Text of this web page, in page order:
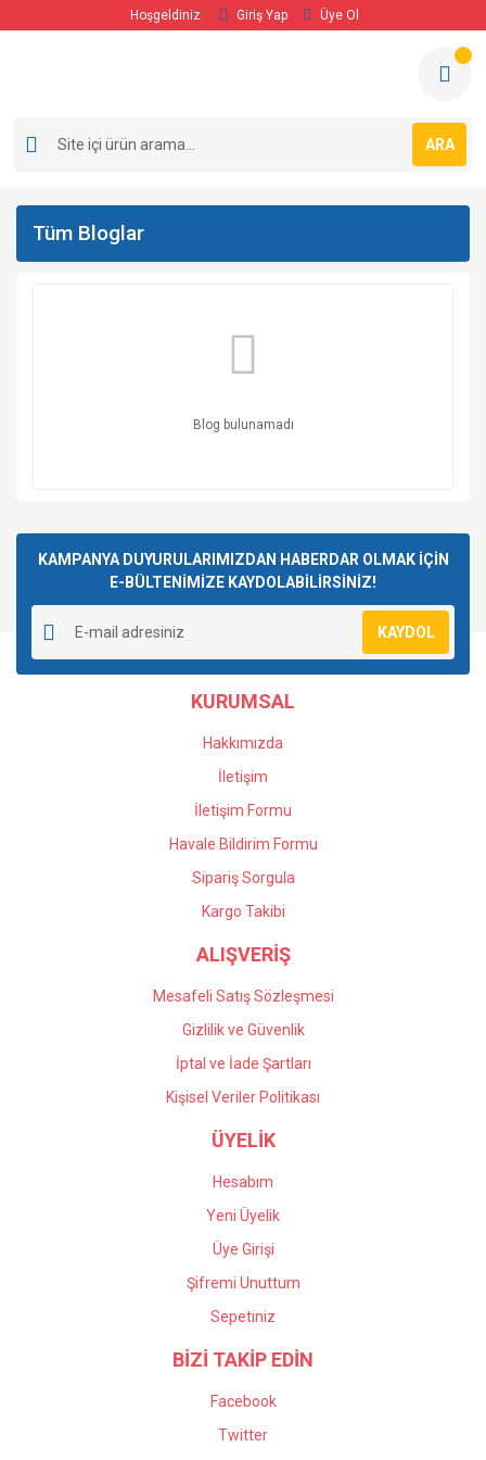
Hoşgeldiniz Giriş Yap Üye Ol
ARA
Tüm Bloglar
Blog bulunamadı
KAMPANYA DUYURULARIMIZDAN HABERDAR OLMAK İÇİN
E-BÜLTENİMİZE KAYDOLABİLİRSİNİZ!
KAYDOL
KURUMSAL
Hakkımızda
İletişim
İletişim Formu
Havale Bildirim Formu
Sipariş Sorgula
Kargo Takibi
ALIŞVERİŞ
Mesafeli Satış Sözleşmesi
Gizlilik ve Güvenlik
İptal ve İade Şartları
Kişisel Veriler Politikası
ÜYELİK
Hesabım
Yeni Üyelik
Üye Girişi
Şifremi Unuttum
Sepetiniz
BİZİ TAKİP EDİN
Facebook
Twitter